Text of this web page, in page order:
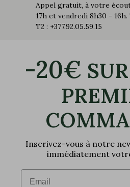
Appel gratuit, à votre
17h et vendredi 8h30 - 16h.
T2 : +377.92.05.59.15
-20€
Inscrivez-vous à notre
immédiatement
Email